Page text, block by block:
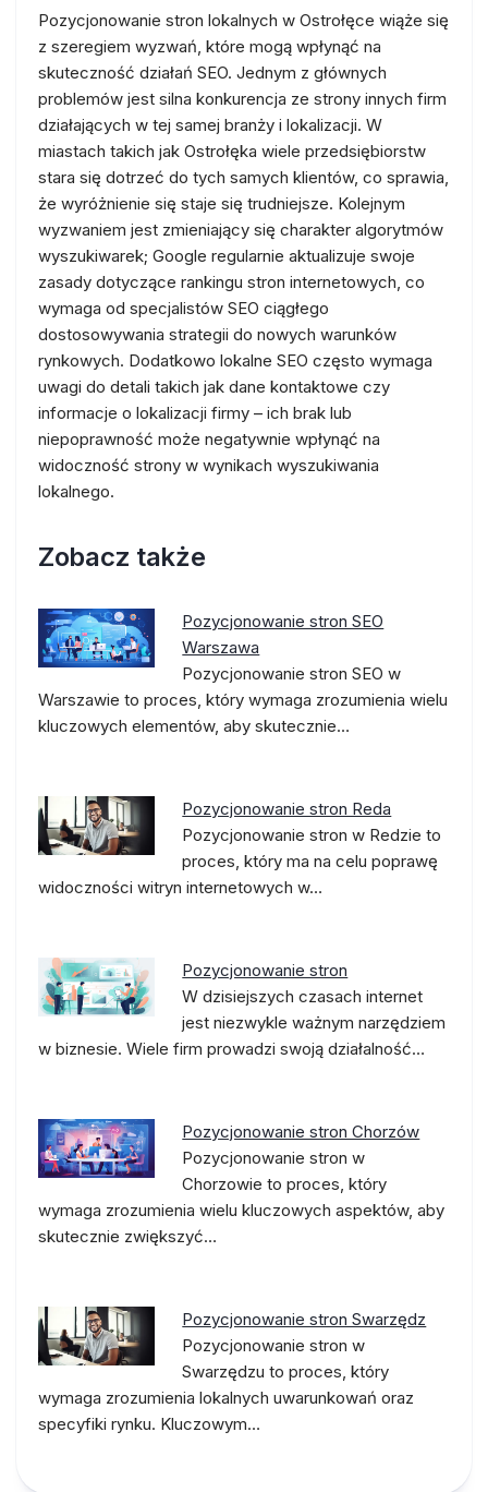
Pozycjonowanie stron lokalnych w Ostrołęce wiąże się
z szeregiem wyzwań, które mogą wpłynąć na
skuteczność działań SEO. Jednym z głównych
problemów jest silna konkurencja ze strony innych firm
działających w tej samej branży i lokalizacji. W
miastach takich jak Ostrołęka wiele przedsiębiorstw
stara się dotrzeć do tych samych klientów, co sprawia,
że wyróżnienie się staje się trudniejsze. Kolejnym
wyzwaniem jest zmieniający się charakter algorytmów
wyszukiwarek; Google regularnie aktualizuje swoje
zasady dotyczące rankingu stron internetowych, co
wymaga od specjalistów SEO ciągłego
dostosowywania strategii do nowych warunków
rynkowych. Dodatkowo lokalne SEO często wymaga
uwagi do detali takich jak dane kontaktowe czy
informacje o lokalizacji firmy – ich brak lub
niepoprawność może negatywnie wpłynąć na
widoczność strony w wynikach wyszukiwania
lokalnego.
Zobacz także
Pozycjonowanie stron SEO
Warszawa
Pozycjonowanie stron SEO w
Warszawie to proces, który wymaga zrozumienia wielu
kluczowych elementów, aby skutecznie…
Pozycjonowanie stron Reda
Pozycjonowanie stron w Redzie to
proces, który ma na celu poprawę
widoczności witryn internetowych w…
Pozycjonowanie stron
W dzisiejszych czasach internet
jest niezwykle ważnym narzędziem
w biznesie. Wiele firm prowadzi swoją działalność…
Pozycjonowanie stron Chorzów
Pozycjonowanie stron w
Chorzowie to proces, który
wymaga zrozumienia wielu kluczowych aspektów, aby
skutecznie zwiększyć…
Pozycjonowanie stron Swarzędz
Pozycjonowanie stron w
Swarzędzu to proces, który
wymaga zrozumienia lokalnych uwarunkowań oraz
specyfiki rynku. Kluczowym…